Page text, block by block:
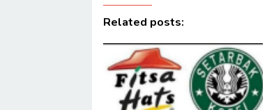
Related posts: